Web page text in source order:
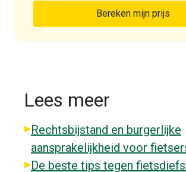
Bereken mijn prijs
Lees meer
Rechtsbijstand en burgerlijke
aansprakelijkheid voor
De beste tips tegen